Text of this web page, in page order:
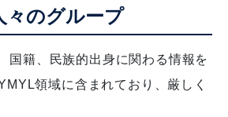
のグループ
国籍、民族的出身に関わる情報を
領域に含まれており、厳しく